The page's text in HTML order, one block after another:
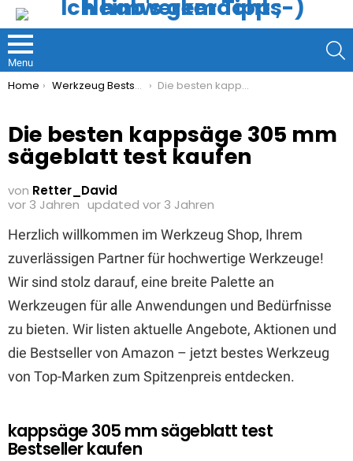
Menu
You are here:
Home Werkzeug Bestseller Die besten kappsäge 305 mm sägeblatt test kaufen
Die besten kappsäge 305 mm
sägeblatt test kaufen
von Retter_David
vor 3 Jahren updated vor 3 Jahren
Herzlich willkommen im Werkzeug Shop, Ihrem
zuverlässigen Partner für hochwertige Werkzeuge!
Wir sind stolz darauf, eine breite Palette an
Werkzeugen für alle Anwendungen und Bedürfnisse
zu bieten. Wir listen aktuelle Angebote, Aktionen und
die Bestseller von Amazon – jetzt bestes Werkzeug
von Top-Marken zum Spitzenpreis entdecken.
kappsäge 305 mm sägeblatt test
Bestseller kaufen